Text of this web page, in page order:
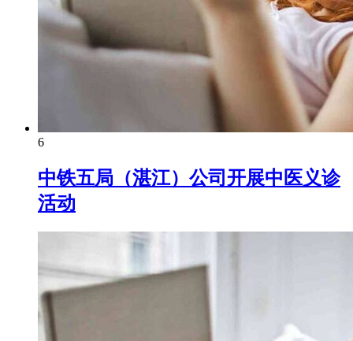
6
中铁五局（湛江）公司开展中医义诊
活动